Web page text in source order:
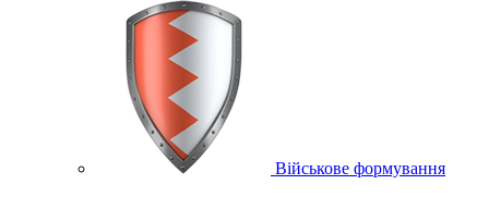
Військове формування